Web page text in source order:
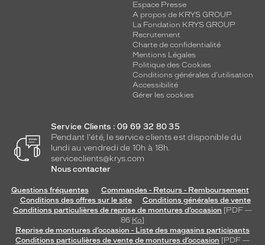
Espace Presse
A propos de KRYS GROUP
La Fondation KRYS GROUP
Recrutement
Charte de confidentialité
Mentions Légales
Politique des Cookies
Conditions générales d'utilisation
Accessibilité
Gérer les cookies
Service Clients : 09 69 32 80 35
Pendant l'été, le service clients est disponible du
lundi au vendredi de 10h à 18h.
serviceclients@krys.com
Nous contacter
Questions fréquentes
Commandes - Retours - Remboursement
Conditions des offres sur le site
Conditions générales de vente
Conditions particulières de reprise de montures d’occasion [PDF —
86 Ko]
Reprise de montures d’occasion - Liste des magasins participants
Conditions particulières de vente de montures d’occasion [PDF —